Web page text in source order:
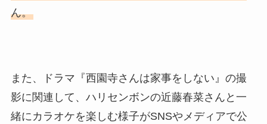
ん。
また、ドラマ『西園寺さんは家事をしない』の撮
影に関連して、ハリセンボンの近藤春菜さんと一
緒にカラオケを楽しむ様子がSNSやメディアで公